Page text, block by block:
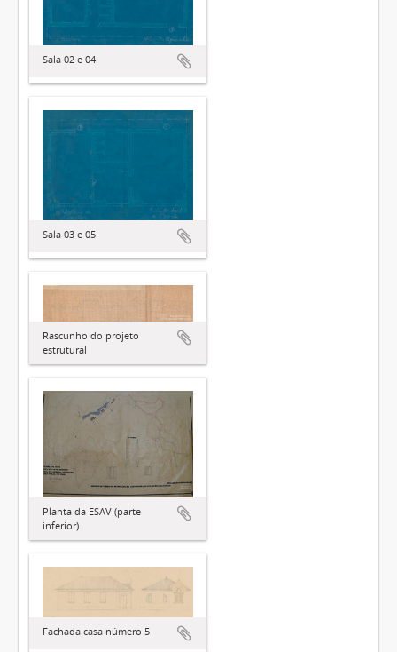
Sala 02 e 04
Sala 03 e 05
Rascunho do projeto
estrutural
Planta da ESAV (parte
inferior)
Fachada casa número 5